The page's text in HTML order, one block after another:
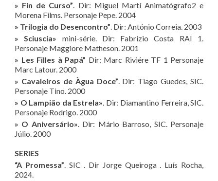
» Fin de Curso”. Dir: Miguel Martí Animatógrafo2 e
Morena Films. Personaje Pepe. 2004
» Trilogia do Desencontro”. Dir: António Correia. 2003
» Sciuscia» mini-série. Dir: Fabrizio Costa RAI 1.
Personaje Maggiore Matheson. 2001
» Les Filles à Papá” Dir: Marc Riviére TF 1 Personaje
Marc Latour. 2000
» Cavaleiros de Àgua Doce”. Dir: Tiago Guedes, SIC.
Personaje Tino. 2000
» O Lampião da Estrela». Dir: Diamantino Ferreira, SIC.
Personaje Rodrigo. 2000
» O Aniversário». Dir: Mário Barroso, SIC. Personaje
Júlio. 2000
SERIES
“A Promessa”. SIC . Dir Jorge Queiroga . Luís Rocha,
2024.